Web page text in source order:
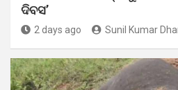
ଦିବସ’
2 days ago Sunil Kumar